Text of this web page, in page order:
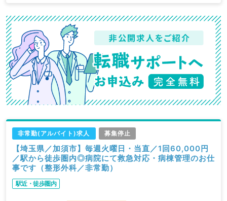
非常勤(アルバイト)求人 募集停止
【埼玉県／加須市】毎週火曜日・当直／1回60,000円
／駅から徒歩圏内◎病院にて救急対応・病棟管理のお仕
事です（整形外科／非常勤）
駅近・徒歩圏内